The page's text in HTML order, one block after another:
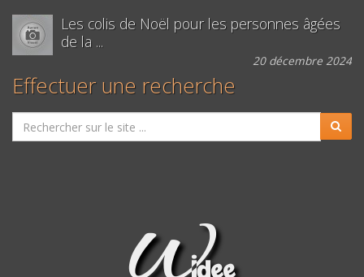
Les colis de Noël pour les personnes âgées
de la ...
20 décembre 2024
Effectuer une recherche